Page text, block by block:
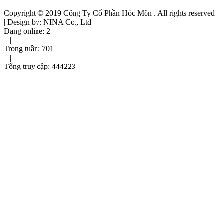
Copyright © 2019 Công Ty Cổ Phần Hóc Môn . All rights reserved
| Design by: NINA Co., Ltd
Đang online: 2
|
Trong tuần: 701
|
Tổng truy cập: 444223